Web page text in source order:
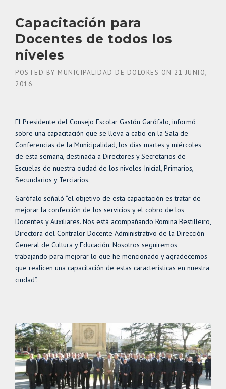
Capacitación para
Docentes de todos los
niveles
POSTED BY MUNICIPALIDAD DE DOLORES ON 21 JUNIO,
2016
El Presidente del Consejo Escolar Gastón Garófalo, informó
sobre una capacitación que se lleva a cabo en la Sala de
Conferencias de la Municipalidad, los días martes y miércoles
de esta semana, destinada a Directores y Secretarios de
Escuelas de nuestra ciudad de los niveles Inicial, Primarios,
Secundarios y Terciarios.
Garófalo señaló “el objetivo de esta capacitación es tratar de
mejorar la confección de los servicios y el cobro de los
Docentes y Auxiliares. Nos está acompañando Romina Bestilleiro,
Directora del Contralor Docente Administrativo de la Dirección
General de Cultura y Educación. Nosotros seguiremos
trabajando para mejorar lo que he mencionado y agradecemos
que realicen una capacitación de estas características en nuestra
ciudad”.